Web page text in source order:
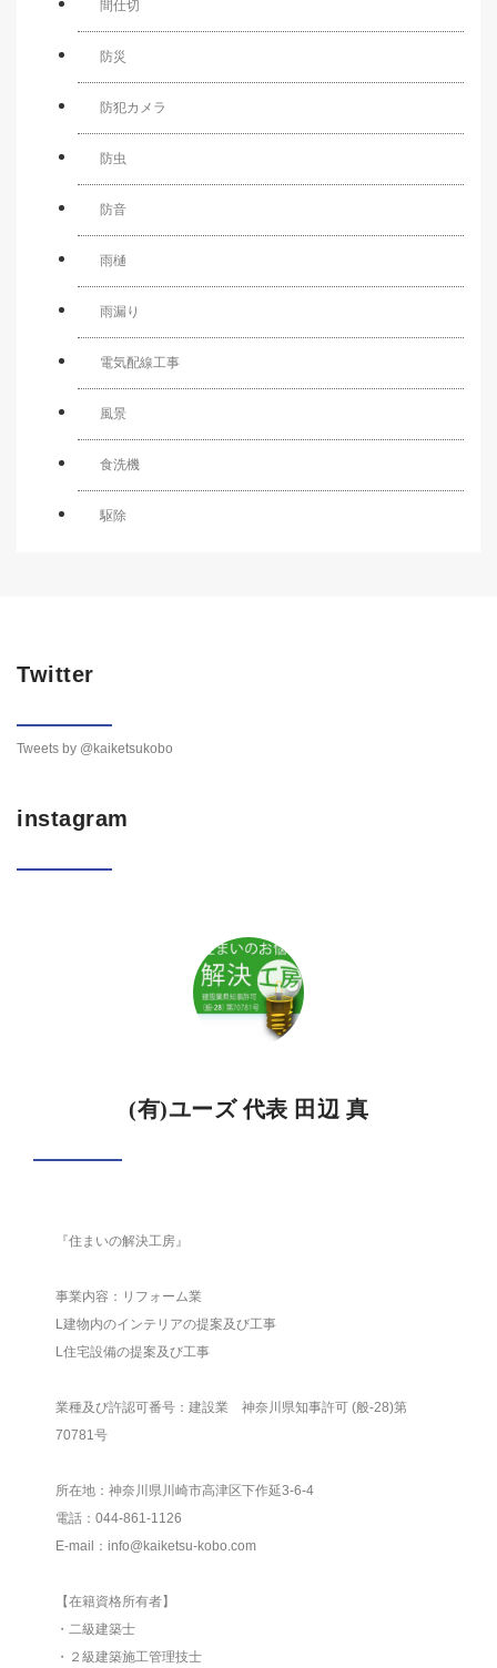
間仕切
防災
防犯カメラ
防虫
防音
雨樋
雨漏り
電気配線工事
風景
食洗機
駆除
Twitter
Tweets by @kaiketsukobo
instagram
(有)ユーズ 代表 田辺 真
『住まいの解決工房』
事業内容：リフォーム業
L建物内のインテリアの提案及び工事
L住宅設備の提案及び工事
業種及び許認可番号：建設業 神奈川県知事許可 (般-28)第
70781号
所在地：神奈川県川崎市高津区下作延3-6-4
電話：044-861-1126
E-mail：info@kaiketsu-kobo.com
【在籍資格所有者】
・二級建築士
・２級建築施工管理技士